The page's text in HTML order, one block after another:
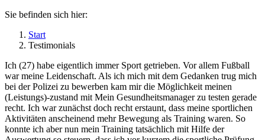
Sie befinden sich hier:
Start
Testimonials
Ich (27) habe eigentlich immer Sport getrieben. Vor allem Fußball
war meine Leidenschaft. Als ich mich mit dem Gedanken trug mich
bei der Polizei zu bewerben kam mir die Möglichkeit meinen
(Leistungs)-zustand mit Mein Gesundheitsmanager zu testen gerade
recht. Ich war zunächst doch recht erstaunt, dass meine sportlichen
Aktivitäten anscheinend mehr Bewegung als Training waren. So
konnte ich aber nun mein Training tatsächlich mit Hilfe der